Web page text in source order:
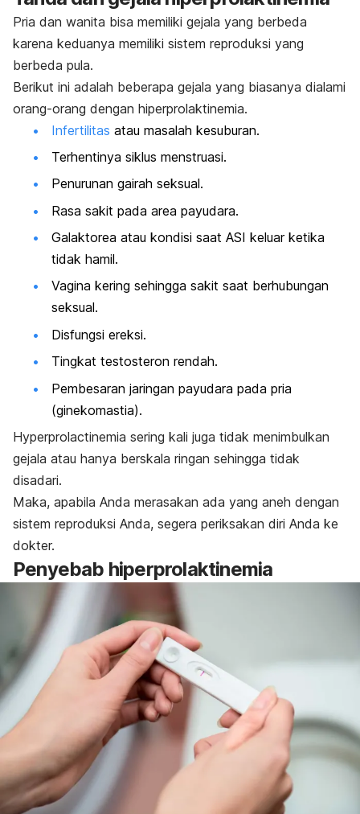
Pria dan wanita bisa memiliki gejala yang berbeda
karena keduanya memiliki sistem reproduksi yang
berbeda pula.
Berikut ini adalah beberapa gejala yang biasanya dialami
orang-orang dengan hiperprolaktinemia.
Infertilitas atau masalah kesuburan.
Terhentinya siklus menstruasi.
Penurunan gairah seksual.
Rasa sakit pada area payudara.
Galaktorea atau kondisi saat ASI keluar ketika
tidak hamil.
Vagina kering sehingga sakit saat berhubungan
seksual.
Disfungsi ereksi.
Tingkat testosteron rendah.
Pembesaran jaringan payudara pada pria
(ginekomastia).
Hyperprolactinemia sering kali juga tidak menimbulkan
gejala atau hanya berskala ringan sehingga tidak
disadari.
Maka, apabila Anda merasakan ada yang aneh dengan
sistem reproduksi Anda, segera periksakan diri Anda ke
dokter.
Penyebab hiperprolaktinemia